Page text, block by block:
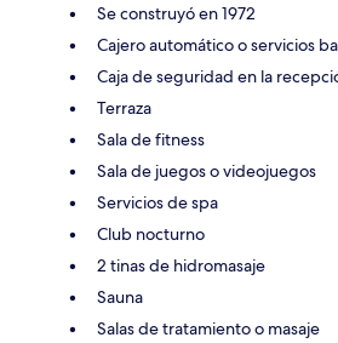
Se construyó en 1972
Cajero automático o servicios
Caja de seguridad en la
Terraza
Sala de fitness
Sala de juegos o videojuegos
Servicios de spa
Club nocturno
2 tinas de hidromasaje
Sauna
Salas de tratamiento o masaje